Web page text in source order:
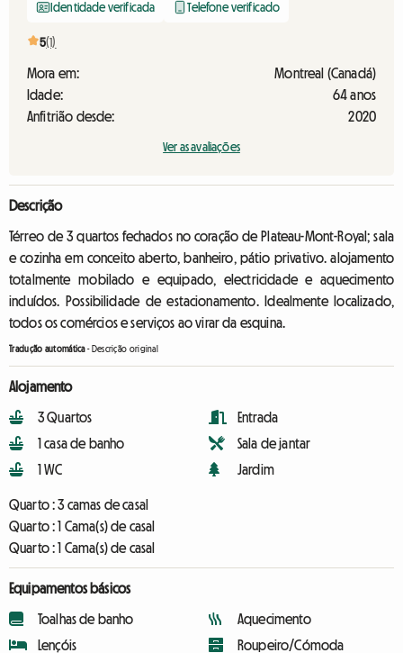
Identidade verificada Telefone verificado
5(1)
Mora em:
Montreal (Canadá)
Idade:
64 anos
Anfitrião desde:
2020
Ver as avaliações
Descrição
Térreo de 3 quartos fechados no coração de Plateau-Mont-Royal; sala
e cozinha em conceito aberto, banheiro, pátio privativo. alojamento
totalmente mobilado e equipado, electricidade e aquecimento
incluídos. Possibilidade de estacionamento. Idealmente localizado,
todos os comércios e serviços ao virar da esquina.
Tradução automática- Descrição original
Alojamento
3 Quartos
1 casa de banho
1 WC
Entrada
Sala de jantar
Jardim
Quarto :3 camas de casal
Quarto :1 Cama(s) de casal
Quarto :1 Cama(s) de casal
Equipamentos básicos
Toalhas de banho
Lençóis
Aquecimento
Roupeiro/Cómoda